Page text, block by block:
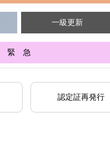
一級更新
緊 急
認定証再発行